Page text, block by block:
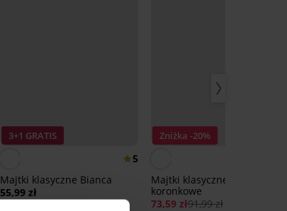
3+1 GRATIS
5
Majtki klasyczne Bianca
55,99 zł
Zniżka -20%
Majtki klasyczne Jemma
koronkowe
73,59 zł91,99 zł